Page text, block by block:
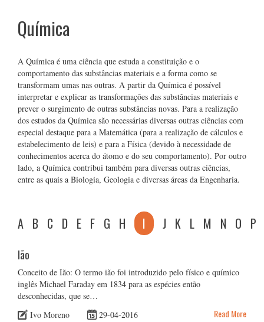
Química
A Química é uma ciência que estuda a constituição e o
comportamento das substâncias materiais e a forma como se
transformam umas nas outras. A partir da Química é possível
interpretar e explicar as transformações das substâncias materiais e
prever o surgimento de outras substâncias novas. Para a realização
dos estudos da Química são necessárias diversas outras ciências com
especial destaque para a Matemática (para a realização de cálculos e
estabelecimento de leis) e para a Física (devido à necessidade de
conhecimentos acerca do átomo e do seu comportamento). Por outro
lado, a Química contribui também para diversas outras ciências,
entre as quais a Biologia, Geologia e diversas áreas da Engenharia.
A B C D E F G H I J K L M N O P
Ião
Conceito de Ião: O termo ião foi introduzido pelo físico e químico
inglês Michael Faraday em 1834 para as espécies então
desconhecidas, que se…
Ivo Moreno
29-04-2016 Read More